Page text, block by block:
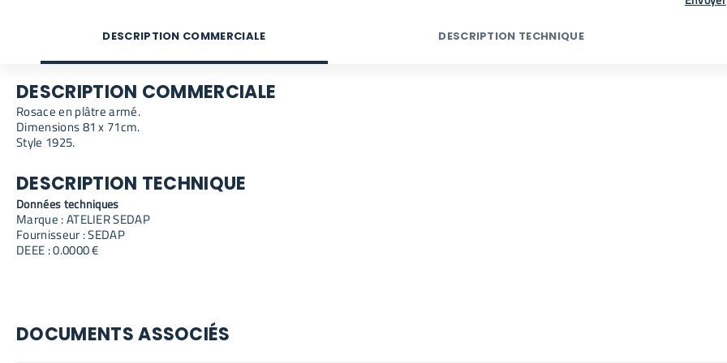
DESCRIPTION COMMERCIALE DESCRIPTION TECHNIQUE
DESCRIPTION COMMERCIALE
Rosace en plâtre armé.
Dimensions 81 x 71cm.
Style 1925.
DESCRIPTION TECHNIQUE
Données techniques
Marque : ATELIER SEDAP
Fournisseur : SEDAP
DEEE : 0.0000 €
DOCUMENTS ASSOCIÉS